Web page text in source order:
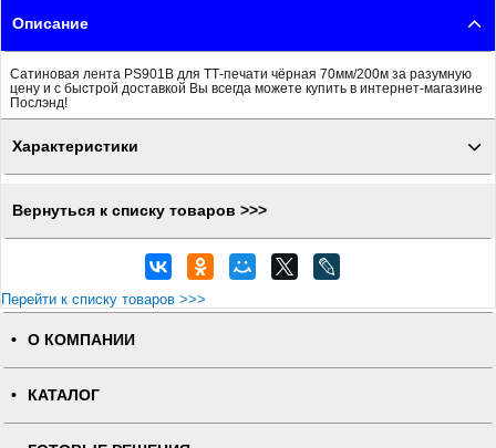
Описание
Сатиновая лента PS901B для ТТ-печати чёрная 70мм/200м за разумную
цену и с быстрой доставкой Вы всегда можете купить в интернет-магазине
Послэнд!
Характеристики
Вернуться к списку товаров >>>
Перейти к списку товаров >>>
О КОМПАНИИ
КАТАЛОГ